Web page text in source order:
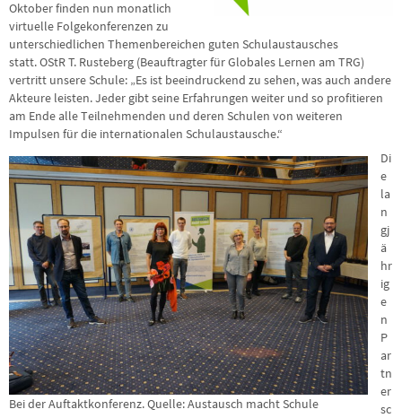
Oktober finden nun monatlich
virtuelle Folgekonferenzen zu
unterschiedlichen Themenbereichen guten Schulaustausches
statt. OStR T. Rusteberg (Beauftragter für Globales Lernen am TRG)
vertritt unsere Schule: „Es ist beeindruckend zu sehen, was auch andere
Akteure leisten. Jeder gibt seine Erfahrungen weiter und so profitieren
am Ende alle Teilnehmenden und deren Schulen von weiteren
Impulsen für die internationalen Schulaustausche.“
Bei der Auftaktkonferenz. Quelle: Austausch macht Schule
Di
e
la
n
gj
ä
hr
ig
e
n
P
ar
tn
er
sc